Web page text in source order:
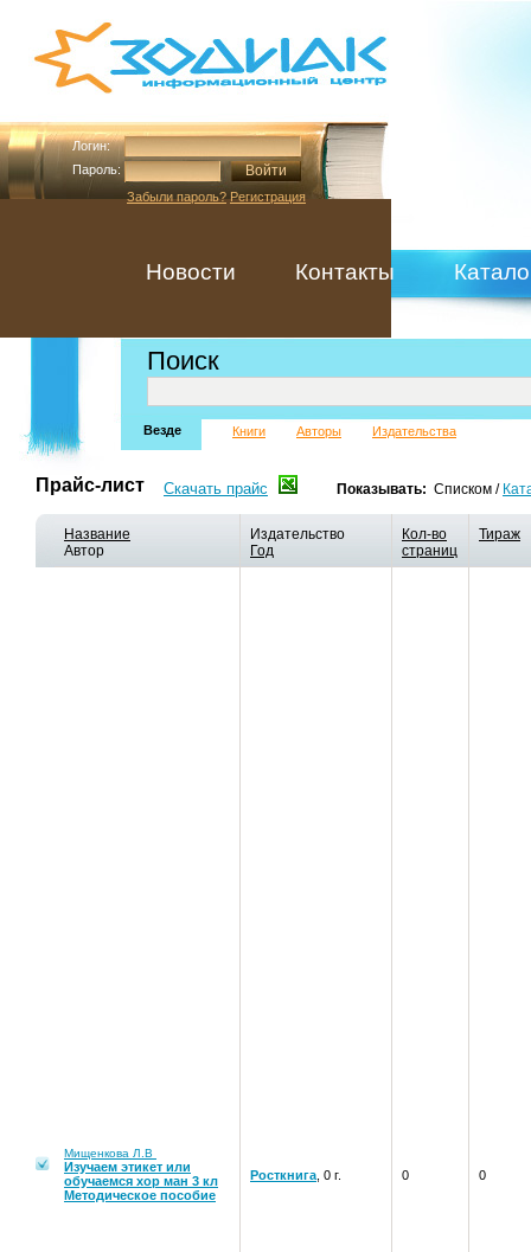
Новости Контакты
Логин:
Пароль:
Забыли пароль? Регистрация
Поиск
Везде Книги Авторы Издательства
Прайс-лист Скачать прайс Показывать: Списком /
Название
Автор
Издательство
Год
Кол-во
страниц
Тираж
Мищенкова Л.В
Изучаем этикет или
обучаемся хор ман 3 кл
Методическое пособие
Росткнига , 0 г. 0 0